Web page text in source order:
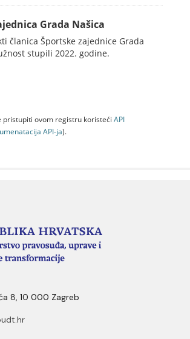
Grada Našica
članica Športske zajednice Grada
stupili 2022. godine.
pristupiti ovom registru koristeći API
API-jа).